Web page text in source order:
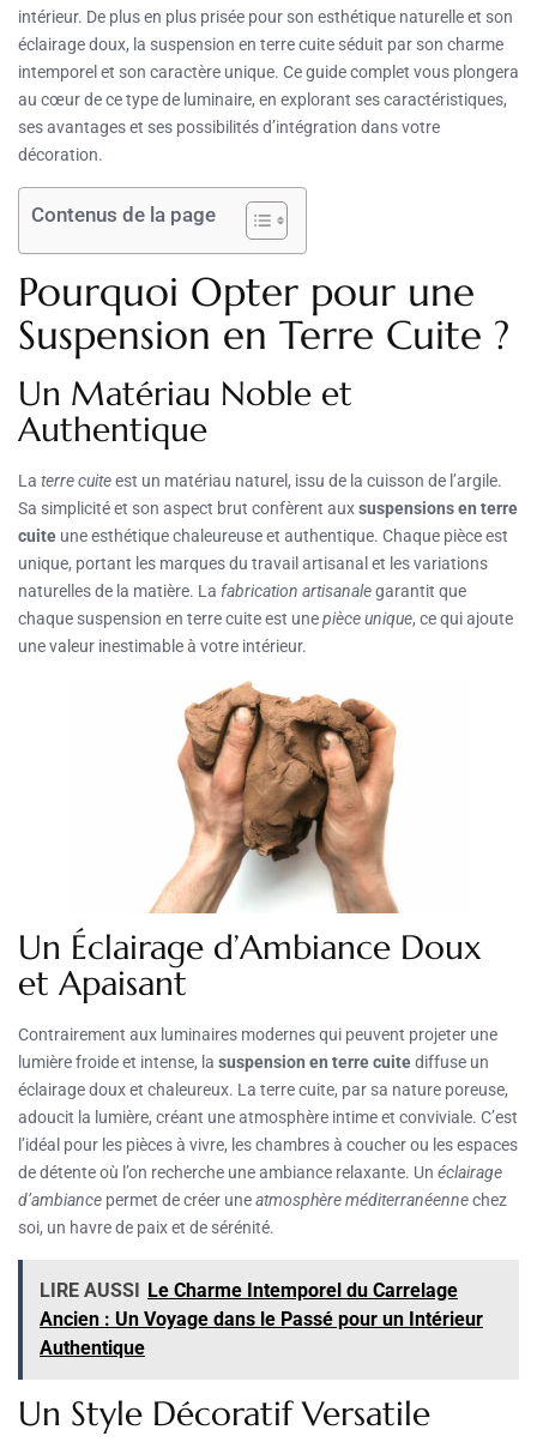
intérieur. De plus en plus prisée pour son esthétique naturelle et son
éclairage doux, la suspension en terre cuite séduit par son charme
intemporel et son caractère unique. Ce guide complet vous plongera
au cœur de ce type de luminaire, en explorant ses caractéristiques,
ses avantages et ses possibilités d’intégration dans votre
décoration.
Contenus de la page
Pourquoi Opter pour une
Suspension en Terre Cuite ?
Un Matériau Noble et
Authentique
La terre cuiteest un matériau naturel, issu de la cuisson de l’argile.
Sa simplicité et son aspect brut confèrent auxsuspensions en terre
cuite une esthétique chaleureuse et authentique. Chaque pièce est
unique, portant les marques du travail artisanal et les variations
naturelles de la matière. La fabrication artisanalegarantit que
chaque suspension en terre cuite est unepièce unique, ce qui ajoute
une valeur inestimable à votre intérieur.
Un Éclairage d’Ambiance Doux
et Apaisant
Contrairement aux luminaires modernes qui peuvent projeter une
lumière froide et intense, la suspension en terre cuitediffuse un
éclairage doux et chaleureux. La terre cuite, par sa nature poreuse,
adoucit la lumière, créant une atmosphère intime et conviviale. C’est
l’idéal pour les pièces à vivre, les chambres à coucher ou les espaces
de détente où l’on recherche une ambiance relaxante. Un éclairage
d’ambiance permet de créer uneatmosphère méditerranéennechez
soi, un havre de paix et de sérénité.
LIRE AUSSI
Le Charme Intemporel du Carrelage
Ancien : Un Voyage dans le Passé pour un Intérieur
Authentique
Un Style Décoratif Versatile